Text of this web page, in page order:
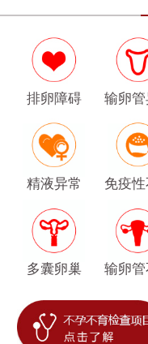
排卵障碍 输卵管
精液异常 免疫
多囊卵巢 输卵管